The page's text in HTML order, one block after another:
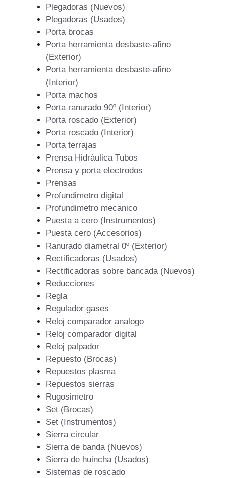
Plegadoras (Nuevos)
Plegadoras (Usados)
Porta brocas
Porta herramienta desbaste-afino
(Exterior)
Porta herramienta desbaste-afino
(Interior)
Porta machos
Porta ranurado 90º (Interior)
Porta roscado (Exterior)
Porta roscado (Interior)
Porta terrajas
Prensa Hidráulica Tubos
Prensa y porta electrodos
Prensas
Profundimetro digital
Profundimetro mecanico
Puesta a cero (Instrumentos)
Puesta cero (Accesorios)
Ranurado diametral 0º (Exterior)
Rectificadoras (Usados)
Rectificadoras sobre bancada (Nuevos)
Reducciones
Regla
Regulador gases
Reloj comparador analogo
Reloj comparador digital
Reloj palpador
Repuesto (Brocas)
Repuestos plasma
Repuestos sierras
Rugosimetro
Set (Brocas)
Set (Instrumentos)
Sierra circular
Sierra de banda (Nuevos)
Sierra de huincha (Usados)
Sistemas de roscado